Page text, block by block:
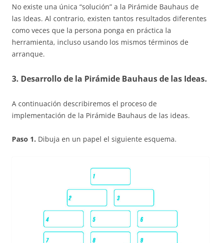
No existe una única “solución” a la Pirámide Bauhaus de
las Ideas. Al contrario, existen tantos resultados diferentes
como veces que la persona ponga en práctica la
herramienta, incluso usando los mismos términos de
arranque.
3. Desarrollo de la Pirámide Bauhaus de las Ideas.
A continuación describiremos el proceso de
implementación de la Pirámide Bauhaus de las ideas.
Paso 1. Dibuja en un papel el siguiente esquema.